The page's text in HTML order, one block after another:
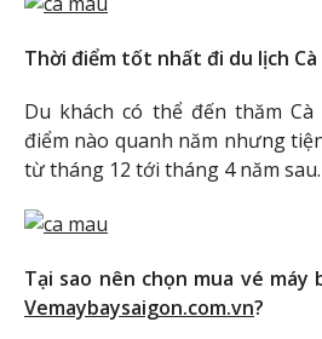
Thời điểm tốt nhất đi du lịch Cà
Du khách có thể đến thăm
điểm nào quanh năm nhưng
từ tháng 12 tới tháng 4 năm sau.
Tại sao nên chọn mua vé máy
Vemaybaysaigon.com.vn?